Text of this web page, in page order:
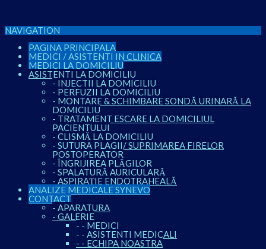
NAVIGATION
PAGINA PRINCIPALA
MEDICI / ASISTENTI IN CLINICA
MEDICI LA DOMICILIU
ASISTENTI LA DOMICILIU
- INJECTII LA DOMICILIU
- PERFUZII LA DOMICILIU
- MONTARE & SCHIMBARE SONDĂ URINARĂ LA
DOMICILIU
- TRATAMENT ESCARE LA DOMICILIUL
PACIENTULUI
- CLISMĂ LA DOMICILIU
- SUTURA PLAGII/ SUPRIMAREA FIRELOR
POSTOPERATOR
- ÎNGRIJIREA PLĂGILOR
- SPALATURĂ AURICULARĂ
- ASPIRAȚIE ENDOTRAHEALĂ
ANALIZE MEDICALE SYNEVO
CONTACT
- APARATURA
- GALERIE
- - MEDICI
- - ASISTENTI MEDICALI
- - ECHIPA NOASTRA